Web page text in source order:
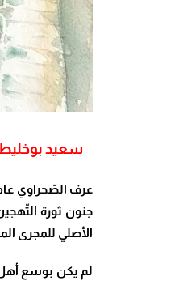
سعيد
عرف الصّحراوي
جنون ثورة
الأصلي للمجرى
لم يكن بوسع أهل